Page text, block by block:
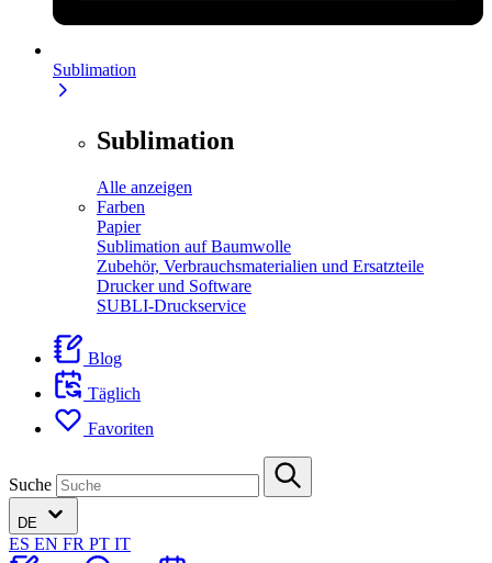
Sublimation
Sublimation
Alle anzeigen
Farben
Papier
Sublimation auf Baumwolle
Zubehör, Verbrauchsmaterialien und Ersatzteile
Drucker und Software
SUBLI-Druckservice
Blog
Täglich
Favoriten
Suche
DE
ES EN FR PT IT